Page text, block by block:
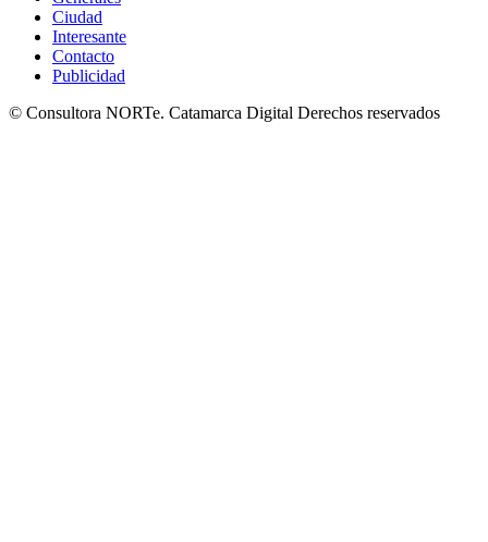
Ciudad
Interesante
Contacto
Publicidad
© Consultora NORTe. Catamarca Digital Derechos reservados